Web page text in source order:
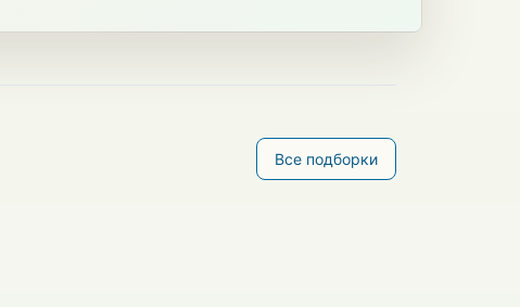
Все подборки